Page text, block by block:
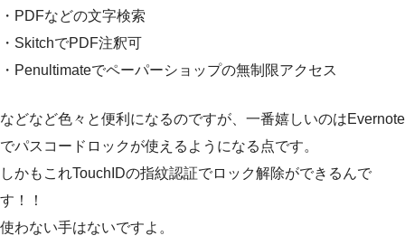
・PDFなどの文字検索
・SkitchでPDF注釈可
・Penultimateでペーパーショップの無制限アクセス
などなど色々と便利になるのですが、一番嬉しいのはEvernote
でパスコードロックが使えるようになる点です。
しかもこれTouchIDの指紋認証でロック解除ができるんで
す！！
使わない手はないですよ。